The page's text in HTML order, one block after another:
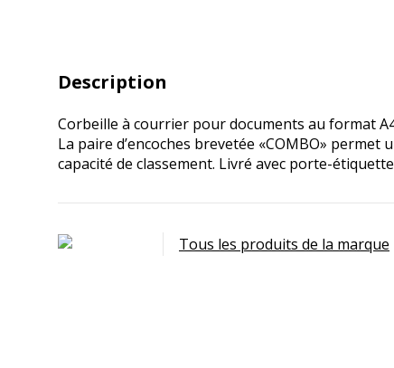
Description
Corbeille à courrier pour documents au format
La paire d’encoches brevetée «COMBO»
capacité de classement. Livré avec porte-
Tous les produits de la marque